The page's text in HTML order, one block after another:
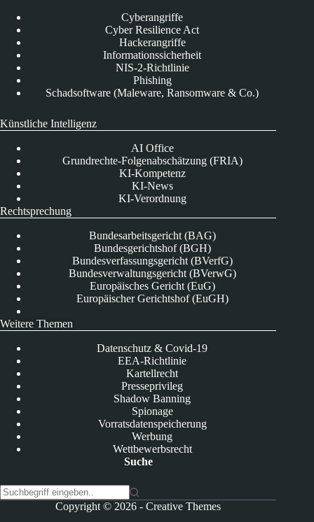
Cyberangriffe
Cyber Resilience Act
Hackerangriffe
Informationssicherheit
NIS-2-Richtlinie
Phishing
Schadsoftware (Maleware, Ransomware & Co.)
Künstliche Intelligenz
AI Office
Grundrechte-Folgenabschätzung (FRIA)
KI-Kompetenz
KI-News
KI-Verordnung
Rechtsprechung
Bundesarbeitsgericht (BAG)
Bundesgerichtshof (BGH)
Bundesverfassungsgericht (BVerfG)
Bundesverwaltungsgericht (BVerwG)
Europäisches Gericht (EuG)
Europäischer Gerichtshof (EuGH)
Weitere Themen
Datenschutz & Covid-19
EEA-Richtlinie
Kartellrecht
Presseprivileg
Shadow Banning
Spionage
Vorratsdatenspeicherung
Werbung
Wettbewerbsrecht
Suche
Copyright © 2026 -Creative Themes